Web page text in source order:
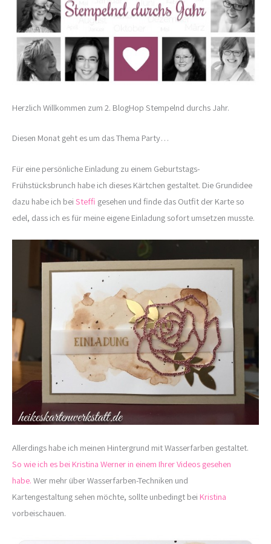
Herzlich Willkommen zum 2. BlogHop Stempelnd durchs Jahr.
Diesen Monat geht es um das Thema Party…
Für eine persönliche Einladung zu einem Geburtstags-
Frühstücksbrunch habe ich dieses Kärtchen gestaltet. Die Grundidee
dazu habe ich bei Steffi gesehen und finde das Outfit der Karte so
edel, dass ich es für meine eigene Einladung sofort umsetzen musste.
Allerdings habe ich meinen Hintergrund mit Wasserfarben gestaltet.
So wie ich es bei Kristina Werner in einem Ihrer Videos gesehen
habe. Wer mehr über Wasserfarben-Techniken und
Kartengestaltung sehen möchte, sollte unbedingt bei Kristina
vorbeischauen.